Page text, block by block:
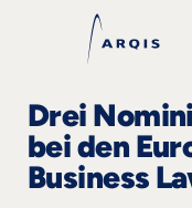
Drei
bei den
Business